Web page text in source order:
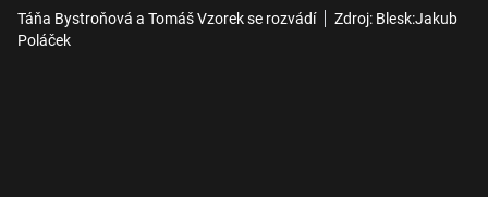
Táňa Bystroňová a Tomáš Vzorek se rozvádí
Zdroj: Blesk:Jakub
Poláček